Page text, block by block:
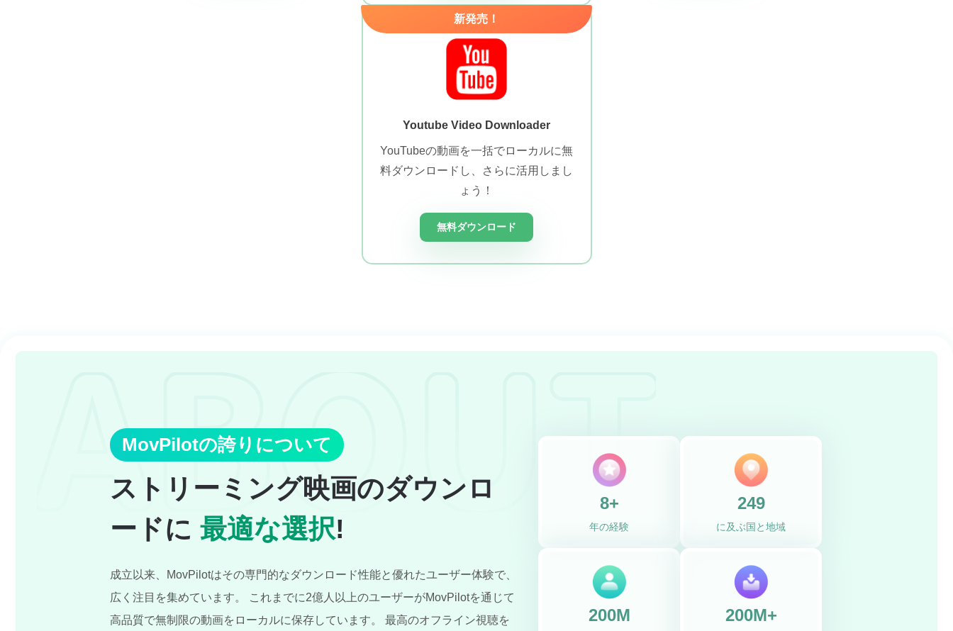
新発売！
Youtube Video Downloader
YouTubeの動画を一括でローカルに無
料ダウンロードし、さらに活用しまし
ょう！
無料ダウンロード
MovPilotの誇りについて
ストリーミング映画のダウンロ
ードに 最適な選択!
成立以来、MovPilotはその専門的なダウンロード性能と優れたユーザー体験で、
広く注目を集めています。 これまでに2億人以上のユーザーがMovPilotを通じて
高品質で無制限の動画をローカルに保存しています。 最高のオフライン視聴を
8+
年の経験
249
に及ぶ国と地域
200M 200M+